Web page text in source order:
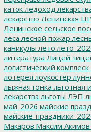
каток ледоход
лекарство Ленинская
Ленинское сельское
леса лесной пожар
каникулы лето
литература Лицей
логистический комплеск
лотерея лоукостер
лыжная гонка льготная
лекарства льготы ЛЭП
май_2026 майские
Макаров Максим Акимов